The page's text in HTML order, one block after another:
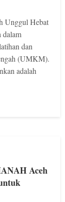
Unggul Hebat
dan
(UMKM).
adalah
Aceh